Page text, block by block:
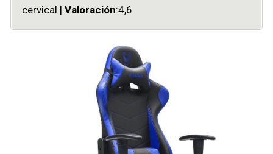
cervical | Valoración:4,6